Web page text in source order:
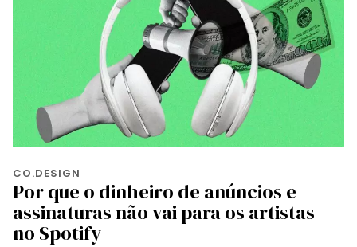
CO.DESIGN
Por que o dinheiro de anúncios e
assinaturas não vai para os artistas
no Spotify